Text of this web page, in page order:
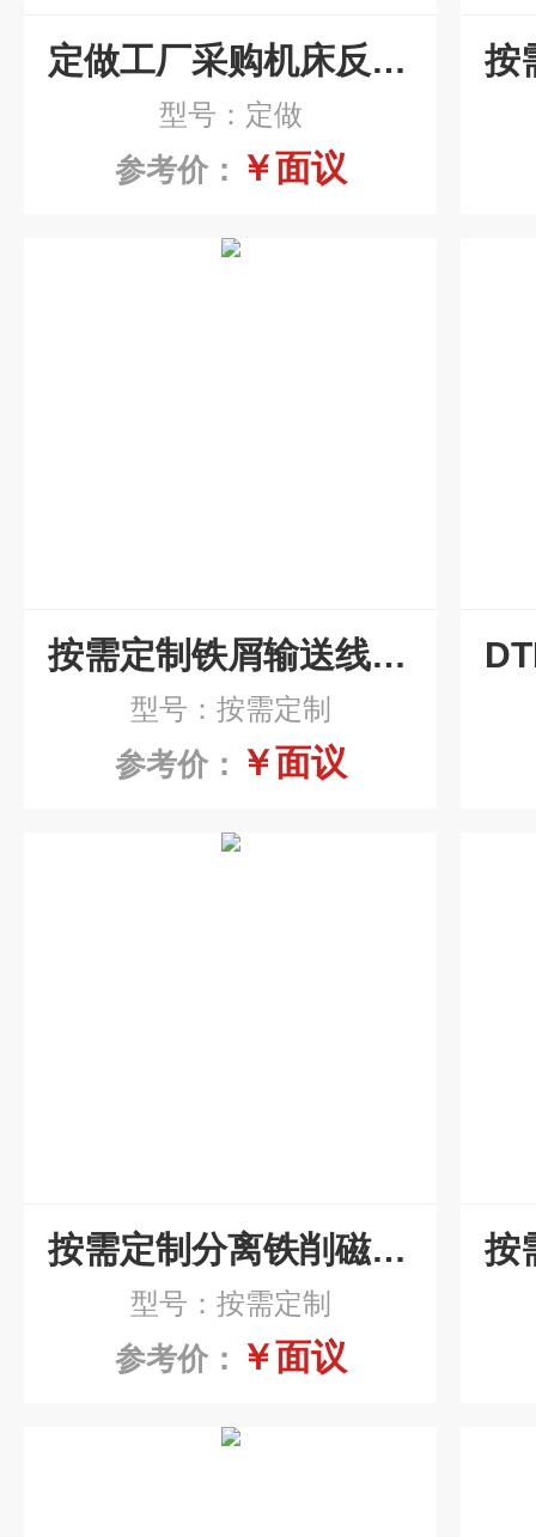
定做工厂采购机床反冲式刮板滚筒排屑机
型号：定做
参考价： ￥面议
按需定制铁屑输送线磁性刮板排屑机
型号：按需定制
参考价： ￥面议
按需定制分离铁削磁性分离器
型号：按需定制
参考价： ￥面议